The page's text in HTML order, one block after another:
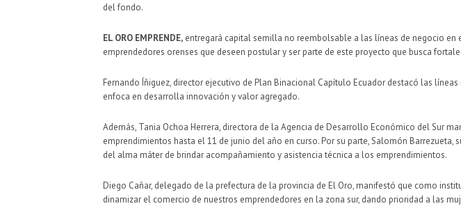
del fondo.
EL ORO EMPRENDE, entregará capital semilla no reembolsable a las líneas de negocio
emprendedores orenses que deseen postular y ser parte de este proyecto que busca
Fernando Íñiguez, director ejecutivo de Plan Binacional Capítulo Ecuador destacó las
enfoca en desarrolla innovación y valor agregado.
Además, Tania Ochoa Herrera, directora de la Agencia de Desarrollo Económico del Sur
emprendimientos hasta el 11 de junio del año en curso. Por su parte, Salomón
del alma máter de brindar acompañamiento y asistencia técnica a los emprendimientos.
Diego Cañar, delegado de la prefectura de la provincia de El Oro, manifestó que como
dinamizar el comercio de nuestros emprendedores en la zona sur, dando prioridad a las